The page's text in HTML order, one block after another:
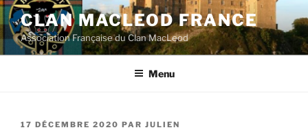
Aller
au
contenu
principal
CLAN MACLEOD FRANCE
Association Française du Clan MacLeod
Menu
PUBLIÉ
17 DÉCEMBRE 2020 PAR JULIEN